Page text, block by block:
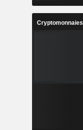
Cryptomonnaies